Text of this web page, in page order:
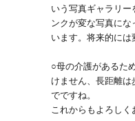
いう写真ギャラリー
ンクが変な写真に
います。将来的には
○母の介護があるた
けません、長距離は
でですね。
これからもよろしく